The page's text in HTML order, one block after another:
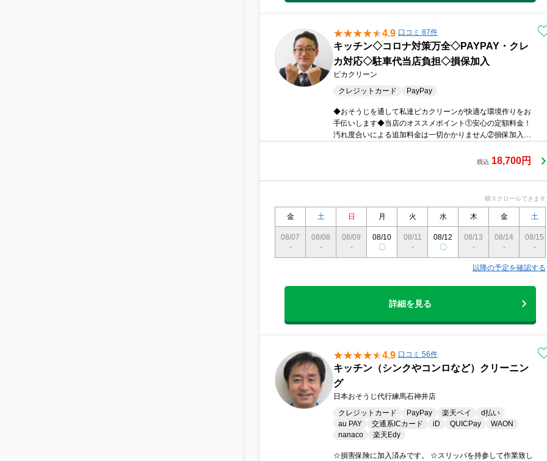
4.9 口コミ 87件
キッチン◇コロナ対策万全◇PAYPAY・クレ
カ対応◇駐車代当店負担◇損保加入
ピカクリーン
クレジットカード
PayPay
◆おそうじを通して私達ピカクリーンが快適な環境作りをお
手伝いします◆当店のオススメポイント①安心の定額料金！
汚れ度合いによる追加料金は一切かかりません②損保加入済
で真心込めて丁寧に対応します④PAYPAY・クレジットカー
金がかかりませんオプションでコロナ消毒サービスも承り中
税込 18,700円
横スクロールできます
金 土 日 月 火 水 木 金 土
08/07
-
08/08
-
08/09
-
08/10
〇
08/11
-
08/12
〇
08/13
-
08/14
-
08/15
-
以降の予定を確認する
詳細を見る
4.9 口コミ 56件
キッチン（シンクやコンロなど）クリーニン
グ
日本おそうじ代行練馬石神井店
クレジットカード
PayPay 楽天ペイ
d払い
au PAY
交通系ICカード iD QUICPay
WAON
nanaco
楽天Edy
☆損害保険に加入済みです。 ☆スリッパを持参して作業致し